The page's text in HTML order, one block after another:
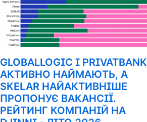
GLOBALLOGIC І PRIVATBANK
АКТИВНО НАЙМАЮТЬ, А
SKELAR НАЙАКТИВНІШЕ
ПРОПОНУЄ ВАКАНСІЇ.
РЕЙТИНГ КОМПАНІЙ НА